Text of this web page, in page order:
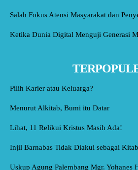
Salah Fokus Atensi Masyarakat dan
Ketika Dunia Digital Menguji Generasi
Pilih Karier atau Keluarga?
Menurut Alkitab, Bumi itu Datar
Lihat, 11 Relikui Kristus Masih Ada!
Injil Barnabas Tidak Diakui sebagai
Uskup Agung Palembang Mgr. Yohanes